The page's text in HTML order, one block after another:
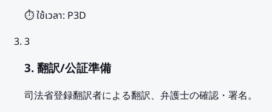
⏱️ ใช้เวลา: P3D
3
3. 翻訳/公証準備
司法省登録翻訳者による翻訳、弁護士の確認・署名。